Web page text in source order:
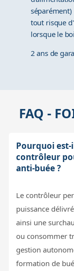
tout risque
lorsque le
2 ans de
FAQ -
Pourquoi
contrôleur
anti-buée ?
Le contrôleur
puissance
ainsi une
ou consommer
gestion
formation de